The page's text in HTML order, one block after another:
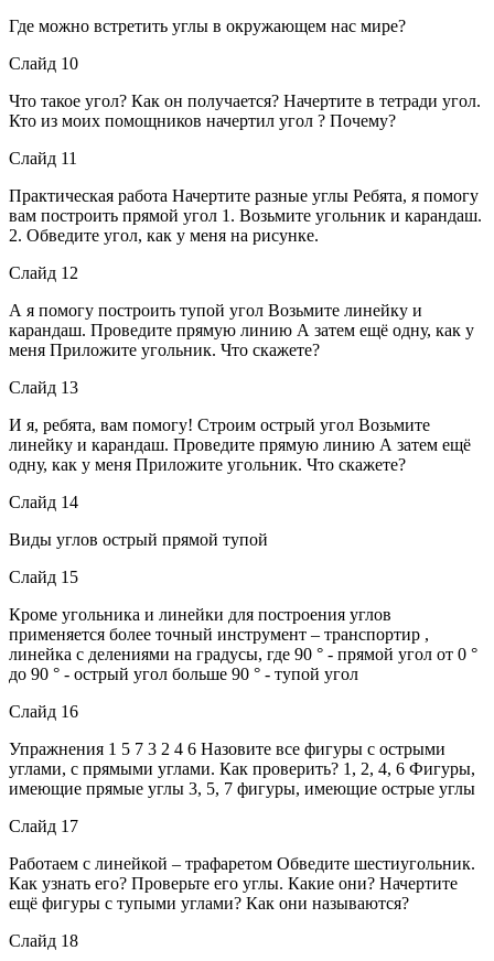
Где можно встретить углы в окружающем нас мире?
Слайд 10
Что такое угол? Как он получается? Начертите в тетради угол.
Кто из моих помощников начертил угол ? Почему?
Слайд 11
Практическая работа Начертите разные углы Ребята, я помогу
вам построить прямой угол 1. Возьмите угольник и карандаш.
2. Обведите угол, как у меня на рисунке.
Слайд 12
А я помогу построить тупой угол Возьмите линейку и
карандаш. Проведите прямую линию А затем ещё одну, как у
меня Приложите угольник. Что скажете?
Слайд 13
И я, ребята, вам помогу! Строим острый угол Возьмите
линейку и карандаш. Проведите прямую линию А затем ещё
одну, как у меня Приложите угольник. Что скажете?
Слайд 14
Виды углов острый прямой тупой
Слайд 15
Кроме угольника и линейки для построения углов
применяется более точный инструмент – транспортир ,
линейка с делениями на градусы, где 90 ° - прямой угол от 0 °
до 90 ° - острый угол больше 90 ° - тупой угол
Слайд 16
Упражнения 1 5 7 3 2 4 6 Назовите все фигуры с острыми
углами, с прямыми углами. Как проверить? 1, 2, 4, 6 Фигуры,
имеющие прямые углы 3, 5, 7 фигуры, имеющие острые углы
Слайд 17
Работаем с линейкой – трафаретом Обведите шестиугольник.
Как узнать его? Проверьте его углы. Какие они? Начертите
ещё фигуры с тупыми углами? Как они называются?
Слайд 18